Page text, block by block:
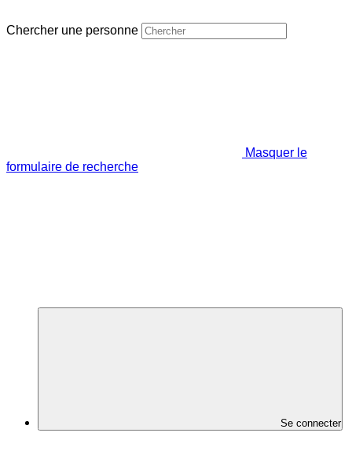
Chercher une personne
Masquer le
formulaire de recherche
Se connecter